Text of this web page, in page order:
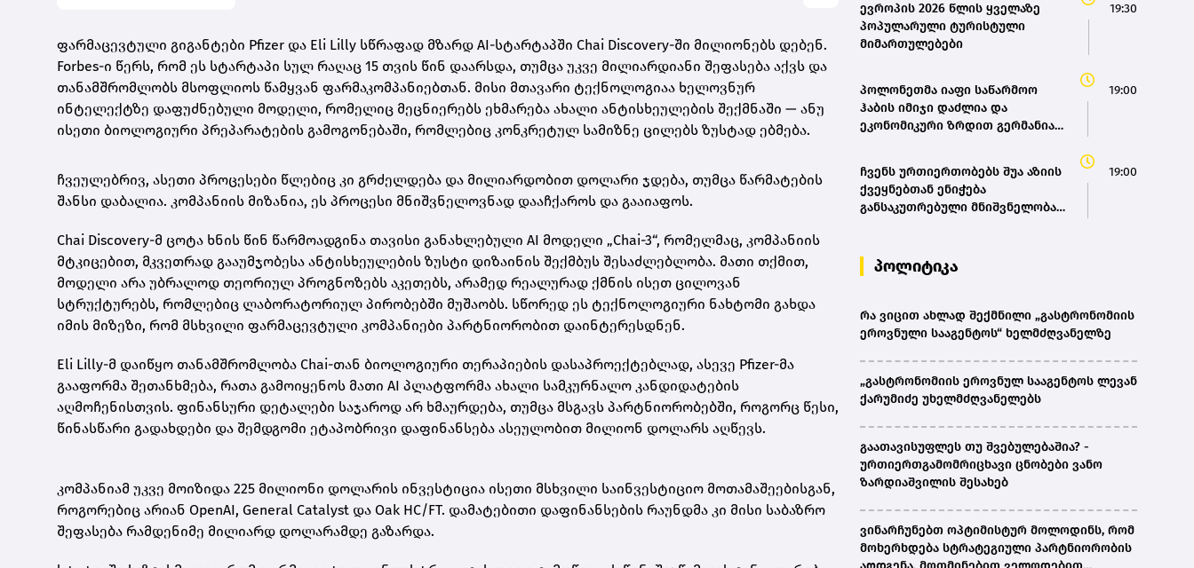
ფარმაცევტული გიგანტები Pfizer და Eli Lilly სწრაფად მზარდ AI-სტარტაპში Chai Discovery-ში მილიონებს დებენ.
Forbes-ი წერს, რომ ეს სტარტაპი სულ რაღაც 15 თვის წინ დაარსდა, თუმცა უკვე მილიარდიანი შეფასება აქვს და
თანამშრომლობს მსოფლიოს წამყვან ფარმაკომპანიებთან. მისი მთავარი ტექნოლოგიაა ხელოვნურ
ინტელექტზე დაფუძნებული მოდელი, რომელიც მეცნიერებს ეხმარება ახალი ანტისხეულების შექმნაში — ანუ
ისეთი ბიოლოგიური პრეპარატების გამოგონებაში, რომლებიც კონკრეტულ სამიზნე ცილებს ზუსტად ებმება.
ჩვეულებრივ, ასეთი პროცესები წლებიც კი გრძელდება და მილიარდობით დოლარი ჯდება, თუმცა წარმატების
შანსი დაბალია. კომპანიის მიზანია, ეს პროცესი მნიშვნელოვნად დააჩქაროს და გააიაფოს.
Chai Discovery-მ ცოტა ხნის წინ წარმოადგინა თავისი განახლებული AI მოდელი „Chai-3“, რომელმაც, კომპანიის
მტკიცებით, მკვეთრად გააუმჯობესა ანტისხეულების ზუსტი დიზაინის შექმბუს შესაძლებლობა. მათი თქმით,
მოდელი არა უბრალოდ თეორიულ პროგნოზებს აკეთებს, არამედ რეალურად ქმნის ისეთ ცილოვან
სტრუქტურებს, რომლებიც ლაბორატორიულ პირობებში მუშაობს. სწორედ ეს ტექნოლოგიური ნახტომი გახდა
იმის მიზეზი, რომ მსხვილი ფარმაცევტული კომპანიები პარტნიორობით დაინტერესდნენ.
Eli Lilly-მ დაიწყო თანამშრომლობა Chai-თან ბიოლოგიური თერაპიების დასაპროექტებლად, ასევე Pfizer-მა
გააფორმა შეთანხმება, რათა გამოიყენოს მათი AI პლატფორმა ახალი სამკურნალო კანდიდატების
აღმოჩენისთვის. ფინანსური დეტალები საჯაროდ არ ხმაურდება, თუმცა მსგავს პარტნიორობებში, როგორც წესი,
წინასწარი გადახდები და შემდგომი ეტაპობრივი დაფინანსება ასეულობით მილიონ დოლარს აღწევს.
კომპანიამ უკვე მოიზიდა 225 მილიონი დოლარის ინვესტიცია ისეთი მსხვილი საინვესტიციო მოთამაშეებისგან,
როგორებიც არიან OpenAI, General Catalyst და Oak HC/FT. დამატებითი დაფინანსების რაუნდმა კი მისი საბაზრო
შეფასება რამდენიმე მილიარდ დოლარამდე გაზარდა.
ევროპის 2026 წლის ყველაზე
პოპულარული ტურისტული
მიმართულებები
19:30
პოლონეთმა იაფი საწარმოო
ჰაბის იმიჯი დაძლია და
ეკონომიკური ზრდით გერმანიას
19:00
ჩვენს ურთიერთობებს შუა აზიის
ქვეყნებთან ენიჭება
განსაკუთრებული მნიშვნელობა
კობახიძე
19:00
პოლიტიკა
რა ვიცით ახლად შექმნილი „გასტრონომიის
ეროვნული სააგენტოს“ ხელმძღვანელზე
„გასტრონომიის ეროვნულ სააგენტოს ლევან
ქარუმიძე უხელმძღვანელებს
გაათავისუფლეს თუ შვებულებაშია? -
ურთიერთგამომრიცხავი ცნობები ვანო
ზარდიაშვილის შესახებ
ვინარჩუნებთ ოპტიმისტურ მოლოდინს, რომ
მოხერხდება სტრატეგიული პარტნიორობის